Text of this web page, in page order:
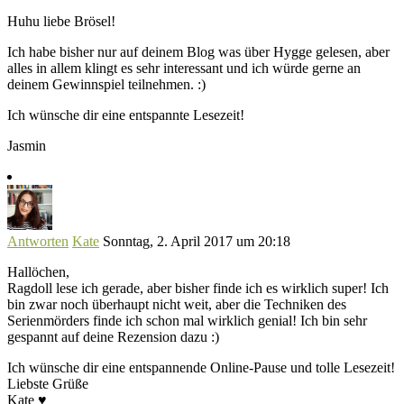
Huhu liebe Brösel!
Ich habe bisher nur auf deinem Blog was über Hygge gelesen, aber
alles in allem klingt es sehr interessant und ich würde gerne an
deinem Gewinnspiel teilnehmen. :)
Ich wünsche dir eine entspannte Lesezeit!
Jasmin
Antworten Kate Sonntag, 2. April 2017 um 20:18
Hallöchen,
Ragdoll lese ich gerade, aber bisher finde ich es wirklich super! Ich
bin zwar noch überhaupt nicht weit, aber die Techniken des
Serienmörders finde ich schon mal wirklich genial! Ich bin sehr
gespannt auf deine Rezension dazu :)
Ich wünsche dir eine entspannende Online-Pause und tolle Lesezeit!
Liebste Grüße
Kate ♥